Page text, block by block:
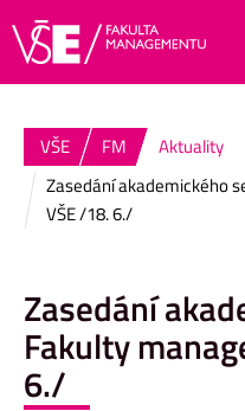
VŠE FM
Aktuality
Zasedání akademického
VŠE /18. 6./
Zasedání
Fakulty
6./